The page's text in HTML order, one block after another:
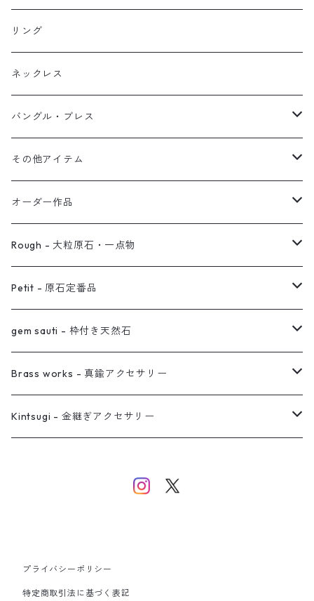
イヤリング
リング
ブレス
オブジェ
イヤーカフ
フック・ぶら下がり
フープ
原石イヤーカフ
植物イヤーカフ
ぶら下がりイヤーカフ
2連イヤーカフ
イヤリング対応
ノンホールピアス
オーダー用ページ
真鍮イヤーカフ
リング
ネックレス
バングル・ブレス
ブレスレット
バングル
その他アイテム
ブローチ
ヘアアクセサリー
オーダー作品
リング
ネックレス
ピアス
イヤーカフ
バングル
Rough - 大粒原石・一点物
ピアス
リング
ネックレス
イヤーカフ
Petit - 原石定番品
ピアス
リング
ネックレス
gem sauti - 枠付き天然石
ピアス
ネックレス
Brass works - 真鍮アクセサリー
リング
バングル
Kintsugi - 金継ぎアクセサリー
プライバシーポリシー
特定商取引法に基づく表記